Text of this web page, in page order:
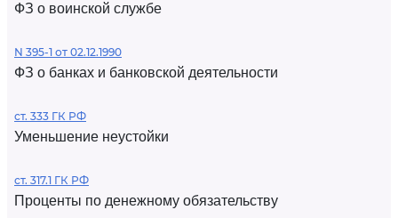
ФЗ о воинской службе
N 395-1 от 02.12.1990
ФЗ о банках и банковской деятельности
ст. 333 ГК РФ
Уменьшение неустойки
ст. 317.1 ГК РФ
Проценты по денежному обязательству